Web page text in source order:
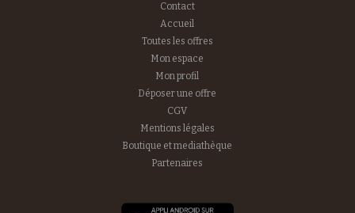
Contact
Accueil
Toutes les offres
Mon espace
Mon profil
Déposer une offre
CGV
Mentions légales
Boutique et mediathèque
Partenaires